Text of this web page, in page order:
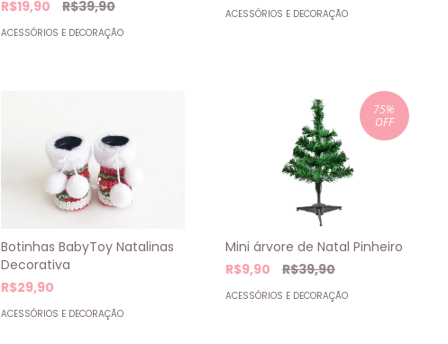
R$19,90
R$39,90
ACESSÓRIOS E DECORAÇÃO
ACESSÓRIOS E DECORAÇÃO
Botinhas BabyToy Natalinas
Decorativa
R$29,90
ACESSÓRIOS E DECORAÇÃO
75%
OFF
Mini árvore de Natal Pinheiro
R$9,90
R$39,90
ACESSÓRIOS E DECORAÇÃO